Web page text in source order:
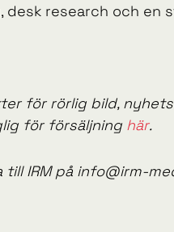
desk research och
för rörlig bild,
för försäljning här.
IRM på info@irm-